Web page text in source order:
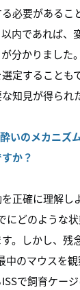
必要があるこ
内であれば、
分かりました
定することも
知見が得られ
いのメカニズ
か？
正確に理解し
にどのような
。しかし、残
中のマウスを
で飼育ケー